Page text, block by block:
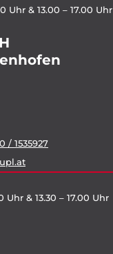
Uhr & 13.00 – 17.00 Uhr
/ 1535927
Uhr & 13.30 – 17.00 Uhr